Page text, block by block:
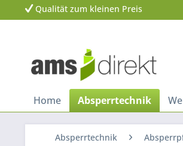
Qualität zum kleinen Preis
Home Absperrtechnik
Absperrtechnik